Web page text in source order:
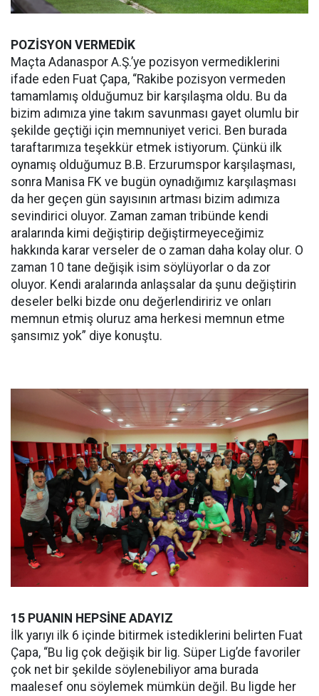
POZİSYON VERMEDİK
Maçta Adanaspor A.Ş.’ye pozisyon vermediklerini
ifade eden Fuat Çapa, “Rakibe pozisyon vermeden
tamamlamış olduğumuz bir karşılaşma oldu. Bu da
bizim adımıza yine takım savunması gayet olumlu bir
şekilde geçtiği için memnuniyet verici. Ben burada
taraftarımıza teşekkür etmek istiyorum. Çünkü ilk
oynamış olduğumuz B.B. Erzurumspor karşılaşması,
sonra Manisa FK ve bugün oynadığımız karşılaşması
da her geçen gün sayısının artması bizim adımıza
sevindirici oluyor. Zaman zaman tribünde kendi
aralarında kimi değiştirip değiştirmeyeceğimiz
hakkında karar verseler de o zaman daha kolay olur. O
zaman 10 tane değişik isim söylüyorlar o da zor
oluyor. Kendi aralarında anlaşsalar da şunu değiştirin
deseler belki bizde onu değerlendiririz ve onları
memnun etmiş oluruz ama herkesi memnun etme
şansımız yok” diye konuştu.
15 PUANIN HEPSİNE ADAYIZ
İlk yarıyı ilk 6 içinde bitirmek istediklerini belirten Fuat
Çapa, “Bu lig çok değişik bir lig. Süper Lig’de favoriler
çok net bir şekilde söylenebiliyor ama burada
maalesef onu söylemek mümkün değil. Bu ligde her